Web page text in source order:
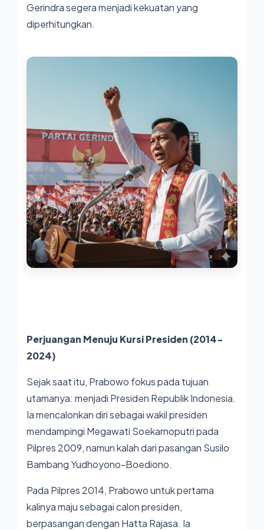
Gerindra segera menjadi kekuatan yang
diperhitungkan.
Perjuangan Menuju Kursi Presiden (2014-
2024)
Sejak saat itu, Prabowo fokus pada tujuan
utamanya: menjadi Presiden Republik Indonesia.
Ia mencalonkan diri sebagai wakil presiden
mendampingi Megawati Soekarnoputri pada
Pilpres 2009, namun kalah dari pasangan Susilo
Bambang Yudhoyono-Boediono.
Pada Pilpres 2014, Prabowo untuk pertama
kalinya maju sebagai calon presiden,
berpasangan dengan Hatta Rajasa. Ia